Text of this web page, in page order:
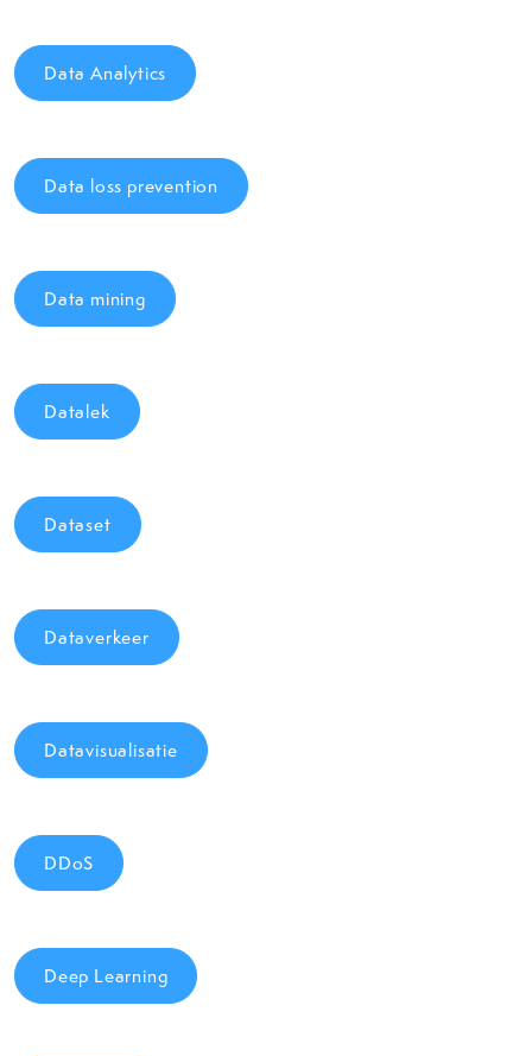
Data Analytics
Data loss prevention
Data mining
Datalek
Dataset
Dataverkeer
Datavisualisatie
DDoS
Deep Learning